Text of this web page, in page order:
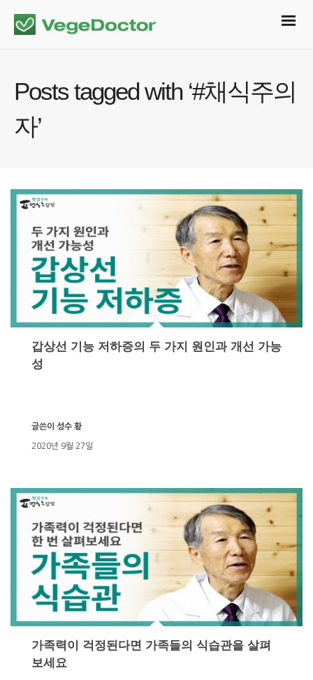
Posts tagged with ‘#채식주의
자’
갑상선 기능 저하증의 두 가지 원인과 개선 가능
성
2020년 9월 27일
글쓴이 성수 황
가족력이 걱정된다면 가족들의 식습관을 살펴
보세요